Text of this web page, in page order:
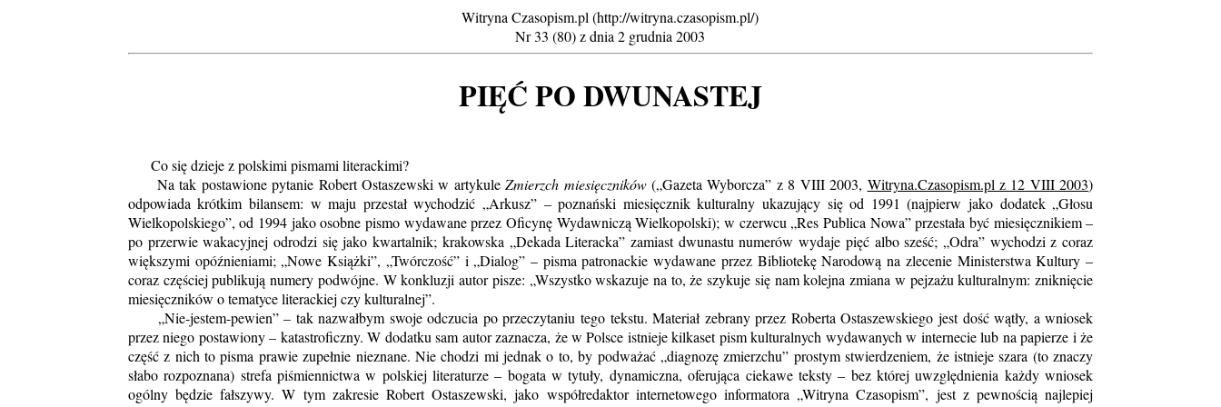
Witryna Czasopism.pl (http://witryna.czasopism.pl/)
Nr 33 (80) z dnia 2 grudnia 2003
PIĘĆ PO DWUNASTEJ
Co się dzieje z polskimi pismami literackimi?
Na tak postawione pytanie Robert Ostaszewski w artykuleZmierzch miesięczników(„Gazeta Wyborcza” z 8 VIII 2003, Witryna.Czasopism.pl z 12 VIII 2003)
odpowiada krótkim bilansem: w maju przestał wychodzić „Arkusz” – poznański miesięcznik kulturalny ukazujący się od 1991 (najpierw jako dodatek „Głosu
Wielkopolskiego”, od 1994 jako osobne pismo wydawane przez Oficynę Wydawniczą Wielkopolski); w czerwcu „Res Publica Nowa” przestała być miesięcznikiem –
po przerwie wakacyjnej odrodzi się jako kwartalnik; krakowska „Dekada Literacka” zamiast dwunastu numerów wydaje pięć albo sześć; „Odra” wychodzi z coraz
większymi opóźnieniami; „Nowe Książki”, „Twórczość” i „Dialog” – pisma patronackie wydawane przez Bibliotekę Narodową na zlecenie Ministerstwa Kultury –
coraz częściej publikują numery podwójne. W konkluzji autor pisze: „Wszystko wskazuje na to, że szykuje się nam kolejna zmiana w pejzażu kulturalnym: zniknięcie
miesięczników o tematyce literackiej czy kulturalnej”.
„Nie-jestem-pewien” – tak nazwałbym swoje odczucia po przeczytaniu tego tekstu. Materiał zebrany przez Roberta Ostaszewskiego jest dość wątły, a wniosek
przez niego postawiony – katastroficzny. W dodatku sam autor zaznacza, że w Polsce istnieje kilkaset pism kulturalnych wydawanych w internecie lub na papierze i że
część z nich to pisma prawie zupełnie nieznane. Nie chodzi mi jednak o to, by podważać „diagnozę zmierzchu” prostym stwierdzeniem, że istnieje szara (to znaczy
słabo rozpoznana) strefa piśmiennictwa w polskiej literaturze – bogata w tytuły, dynamiczna, oferująca ciekawe teksty – bez której uwzględnienia każdy wniosek
ogólny będzie fałszywy. W tym zakresie Robert Ostaszewski, jako współredaktor internetowego informatora „Witryna Czasopism”, jest z pewnością najlepiej